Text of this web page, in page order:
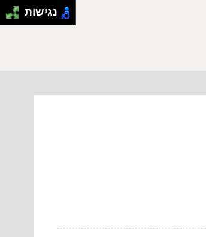
נגישות